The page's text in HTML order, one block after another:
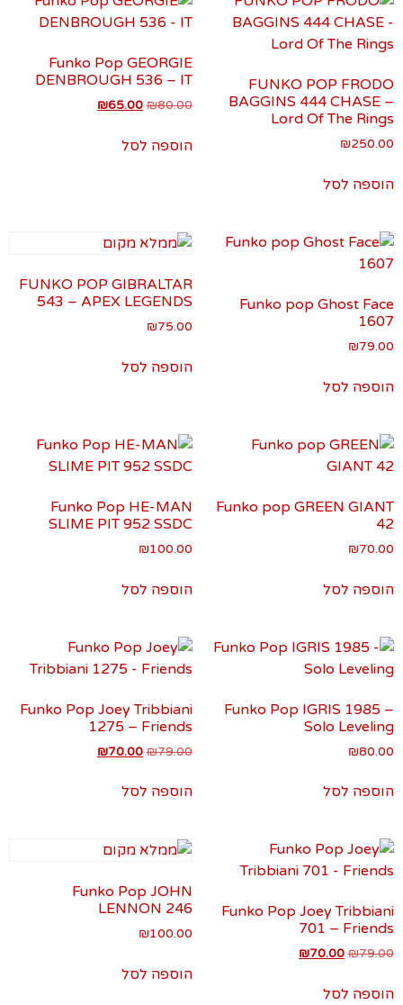
FUNKO POP FRODO
BAGGINS 444 CHASE –
Lord Of The Rings
₪250.00
הוספה לסל
Funko Pop GEORGIE
DENBROUGH 536 – IT
₪80.00
₪65.00
הוספה לסל
Funko pop Ghost Face
1607
₪79.00
הוספה לסל
FUNKO POP GIBRALTAR
543 – APEX LEGENDS
₪75.00
הוספה לסל
Funko pop GREEN GIANT
42
₪70.00
הוספה לסל
Funko Pop HE-MAN
SLIME PIT 952 SSDC
₪100.00
הוספה לסל
Funko Pop IGRIS 1985 –
Solo Leveling
₪80.00
הוספה לסל
Funko Pop Joey Tribbiani
1275 – Friends
₪79.00
₪70.00
הוספה לסל
Funko Pop Joey Tribbiani
701 – Friends
₪79.00
₪70.00
הוספה לסל
Funko Pop JOHN
LENNON 246
₪100.00
הוספה לסל